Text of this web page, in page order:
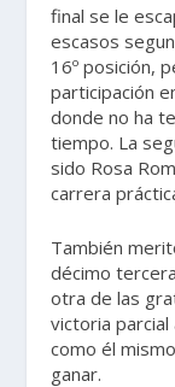
final se le
escasos
16º posición,
participación
donde no ha
tiempo. La
sido Rosa
carrera
También
décimo
otra de las
victoria parcial
como él
ganar.